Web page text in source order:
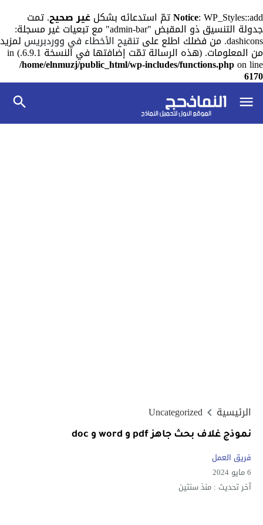
Notice: WP_Styles::add تمّ استدعائه بشكل غير صحيح. تمت
جدولة التنسيق ذو المقبض "admin-bar" مع تبعيات غير مسجلة:
dashicons. من فضلك اطلع على تنقيح الأخطاء في ووردبريس لمزيد
من المعلومات. (هذه الرسالة تمّت إضافتها في النسخة 6.9.1.) in
/home/elnmuzj/public_html/wp-includes/functions.phpon line
6170
الرئيسية Uncategorized
نموذج غلاف بحث جاهز pdf و word و doc
فريق العمل
6 مايو 2024
آخر تحديث : منذ سنتين